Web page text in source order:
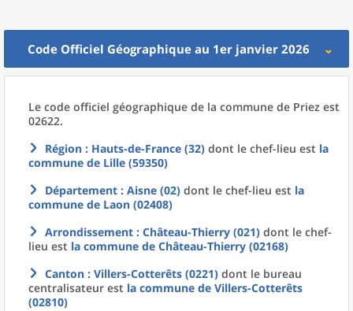
Code Officiel Géographique au 1er janvier 2026
Le code officiel géographique de la commune de Priez est
02622.
Région : Hauts-de-France (32) dont le chef-lieu est la
commune de Lille (59350)
Département : Aisne (02) dont le chef-lieu est la
commune de Laon (02408)
Arrondissement : Château-Thierry (021) dont le chef-
lieu est la commune de Château-Thierry (02168)
Canton : Villers-Cotterêts (0221) dont le bureau
centralisateur est la commune de Villers-Cotterêts
(02810)